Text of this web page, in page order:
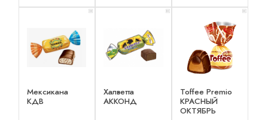
x 2
Мексикана
КДВ
x 2
Халветта
АККОНД
x 2
Toffee Premio
КРАСНЫЙ
ОКТЯБРЬ